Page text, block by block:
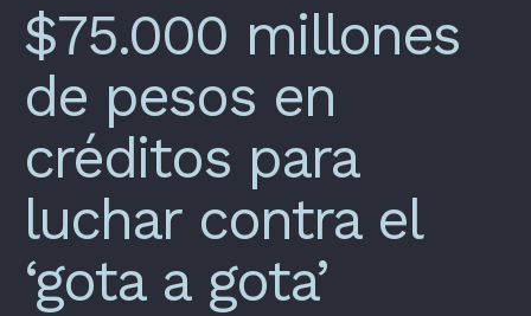
$75.000 millones
de pesos en
créditos para
luchar contra el
‘gota a gota’